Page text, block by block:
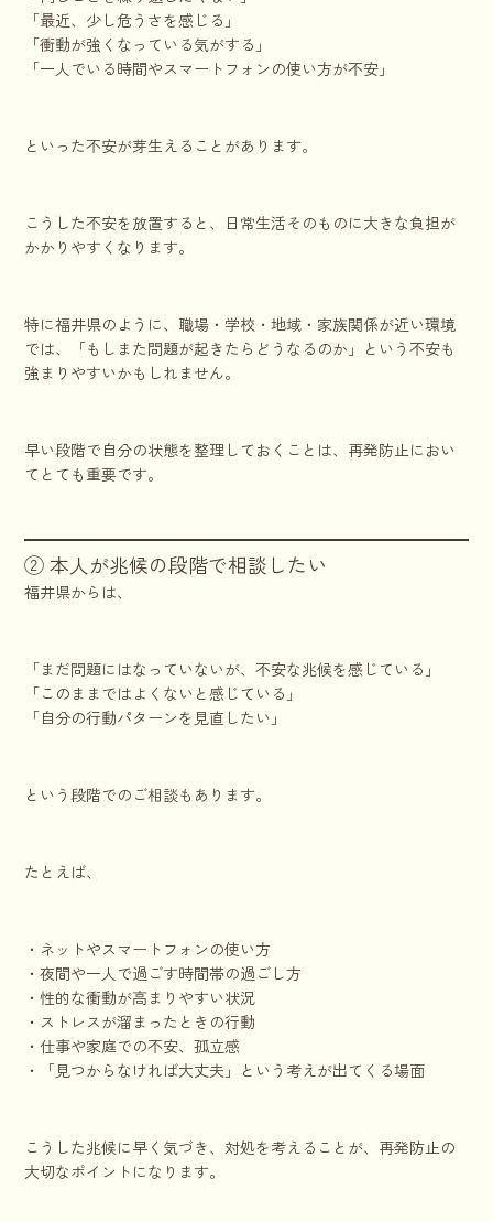
「最近、少し危うさを感じる」
「衝動が強くなっている気がする」
「一人でいる時間やスマートフォンの使い方が不安」
といった不安が芽生えることがあります。
こうした不安を放置すると、日常生活そのものに大きな負担が
かかりやすくなります。
特に福井県のように、職場・学校・地域・家族関係が近い環境
では、「もしまた問題が起きたらどうなるのか」という不安も
強まりやすいかもしれません。
早い段階で自分の状態を整理しておくことは、再発防止におい
てとても重要です。
② 本人が兆候の段階で相談したい
福井県からは、
「まだ問題にはなっていないが、不安な兆候を感じている」
「このままではよくないと感じている」
「自分の行動パターンを見直したい」
という段階でのご相談もあります。
たとえば、
・ネットやスマートフォンの使い方
・夜間や一人で過ごす時間帯の過ごし方
・性的な衝動が高まりやすい状況
・ストレスが溜まったときの行動
・仕事や家庭での不安、孤立感
・「見つからなければ大丈夫」という考えが出てくる場面
こうした兆候に早く気づき、対処を考えることが、再発防止の
大切なポイントになります。